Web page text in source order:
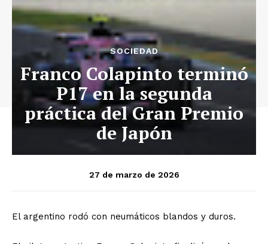
SOCIEDAD
Franco Colapinto terminó
P17 en la segunda
práctica del Gran Premio
de Japón
27 de marzo de 2026
El argentino rodó con neumáticos blandos y duros.